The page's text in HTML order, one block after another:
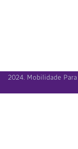
2024. Mobilidade